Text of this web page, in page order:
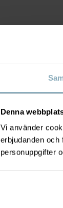
Denna
Vi använder
erbjudanden
personuppgifter